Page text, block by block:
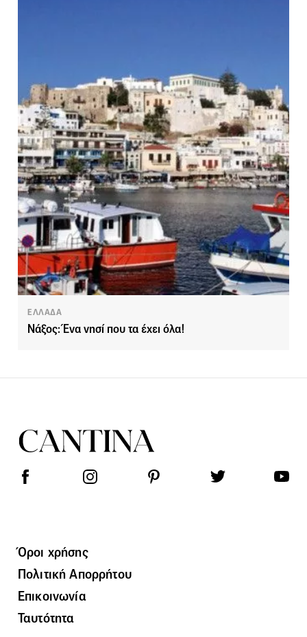
ΕΛΛΑΔΑ
Νάξος: Ένα νησί που τα έχει όλα!
Όροι χρήσης
Πολιτική Απορρήτου
Επικοινωνία
Ταυτότητα